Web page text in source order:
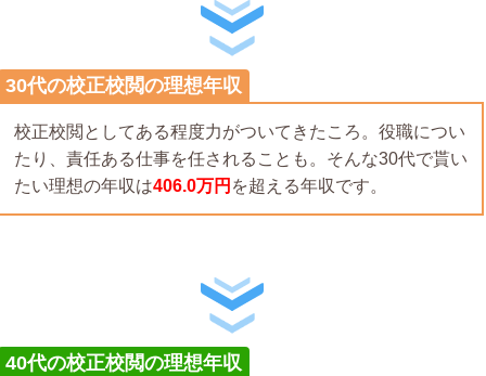
30代の校正校閲の理想年収
校正校閲としてある程度力がついてきたころ。役職につい
たり、責任ある仕事を任されることも。そんな30代で貰い
たい理想の年収は406.0万円 を超える年収です。
40代の校正校閲の理想年収